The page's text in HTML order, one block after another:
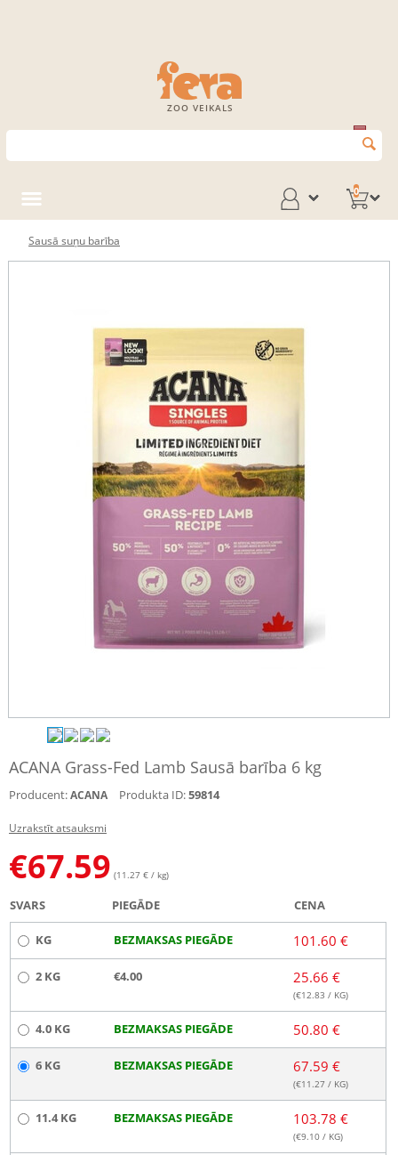
ZOO VEIKALS
0
Sausā suņu barība
ACANA Grass-Fed Lamb Sausā barība 6 kg
Producent:ACANA Produkta ID:59814
Uzrakstīt atsauksmi
€67.59 (11.27 € / kg)
SVARS PIEGĀDE CENA
KG BEZMAKSAS PIEGĀDE 101.60 €
2 KG €4.00 25.66 €
(€12.83 / KG)
4.0 KG BEZMAKSAS PIEGĀDE 50.80 €
6 KG BEZMAKSAS PIEGĀDE 67.59 €
(€11.27 / KG)
11.4 KG BEZMAKSAS PIEGĀDE 103.78 €
(€9.10 / KG)